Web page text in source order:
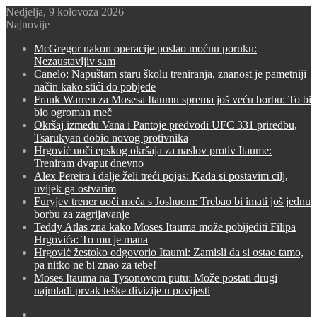
Nedjelja, 9 kolovoza 2026
Najnovije
McGregor nakon operacije poslao moćnu poruku:
Nezaustavljiv sam
Canelo: Napuštam staru školu treniranja, znanost je pametniji
način kako stići do pobjede
Frank Warren za Mosesa Itaumu sprema još veću borbu: To bi
bio ogroman meč
Okršaj između Vana i Pantoje predvodi UFC 331 priredbu,
Tsarukyan dobio novog protivnika
Hrgović uoči epskog okršaja za naslov protiv Itaume:
Treniram dvaput dnevno
Alex Pereira i dalje želi treći pojas: Kada si postavim cilj,
uvijek ga ostvarim
Furyjev trener uoči meča s Joshuom: Trebao bi imati još jednu
borbu za zagrijavanje
Teddy Atlas zna kako Moses Itauma može pobijediti Filipa
Hrgovića: To mu je mana
Hrgović žestoko odgovorio Itaumi: Zamisli da si ostao tamo,
pa nitko ne bi znao za tebe!
Moses Itauma na Tysonovom putu: Može postati drugi
najmlađi prvak teške divizije u povijesti